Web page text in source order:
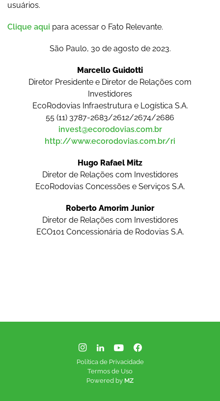
usuários.
Clique aqui para acessar o Fato Relevante.
São Paulo, 30 de agosto de 2023.
Marcello Guidotti
Diretor Presidente e Diretor de Relações com
Investidores
EcoRodovias Infraestrutura e Logística S.A.
55 (11) 3787-2683/2612/2674/2686
invest@ecorodovias.com.br
http://www.ecorodovias.com.br/ri
Hugo Rafael Mitz
Diretor de Relações com Investidores
EcoRodovias Concessões e Serviços S.A.
Roberto Amorim Junior
Diretor de Relações com Investidores
ECO101 Concessionária de Rodovias S.A.
Política de Privacidade
Termos de Uso
Powered by MZ